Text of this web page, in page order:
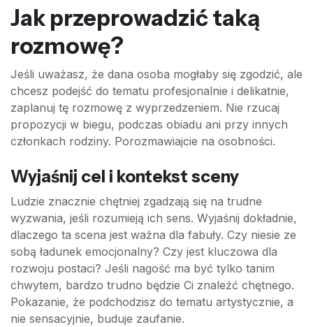
Jak przeprowadzić taką
rozmowę?
Jeśli uważasz, że dana osoba mogłaby się zgodzić, ale
chcesz podejść do tematu profesjonalnie i delikatnie,
zaplanuj tę rozmowę z wyprzedzeniem. Nie rzucaj
propozycji w biegu, podczas obiadu ani przy innych
członkach rodziny. Porozmawiajcie na osobności.
Wyjaśnij cel i kontekst sceny
Ludzie znacznie chętniej zgadzają się na trudne
wyzwania, jeśli rozumieją ich sens. Wyjaśnij dokładnie,
dlaczego ta scena jest ważna dla fabuły. Czy niesie ze
sobą ładunek emocjonalny? Czy jest kluczowa dla
rozwoju postaci? Jeśli nagość ma być tylko tanim
chwytem, bardzo trudno będzie Ci znaleźć chętnego.
Pokazanie, że podchodzisz do tematu artystycznie, a
nie sensacyjnie, buduje zaufanie.